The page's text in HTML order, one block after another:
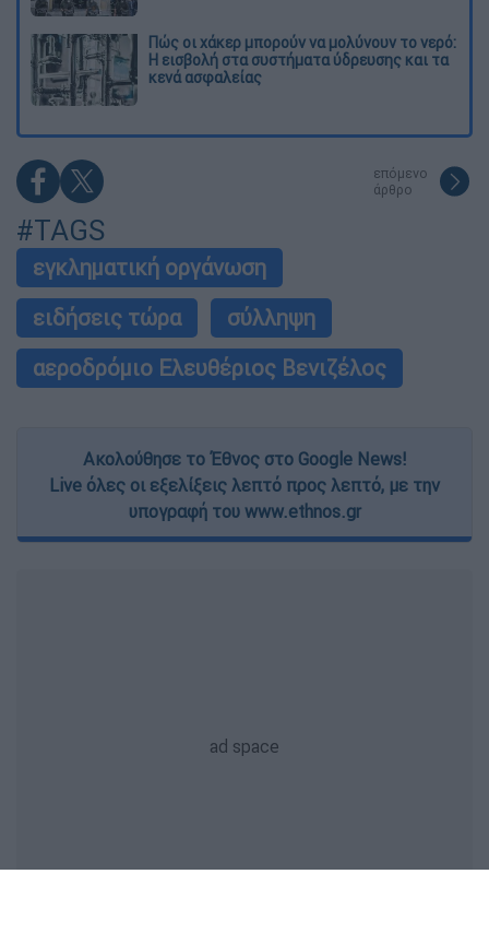
Πώς οι χάκερ μπορούν να μολύνουν το νερό:
Η εισβολή στα συστήματα ύδρευσης και τα
κενά ασφαλείας
επόμενο
άρθρο
#TAGS
εγκληματική οργάνωση
ειδήσεις τώρα
σύλληψη
αεροδρόμιο Ελευθέριος Βενιζέλος
Ακολούθησε το Έθνος στο Google News!
Live όλες οι εξελίξεις λεπτό προς λεπτό, με την
υπογραφή του www.ethnos.gr